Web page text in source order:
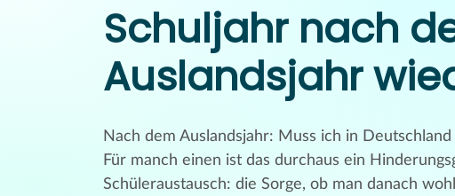
Schuljahr nach
Auslandsjahr
Nach dem Auslandsjahr: Muss ich in
Für manch einen ist das durchaus ein
Schüleraustausch: die Sorge, ob man danach